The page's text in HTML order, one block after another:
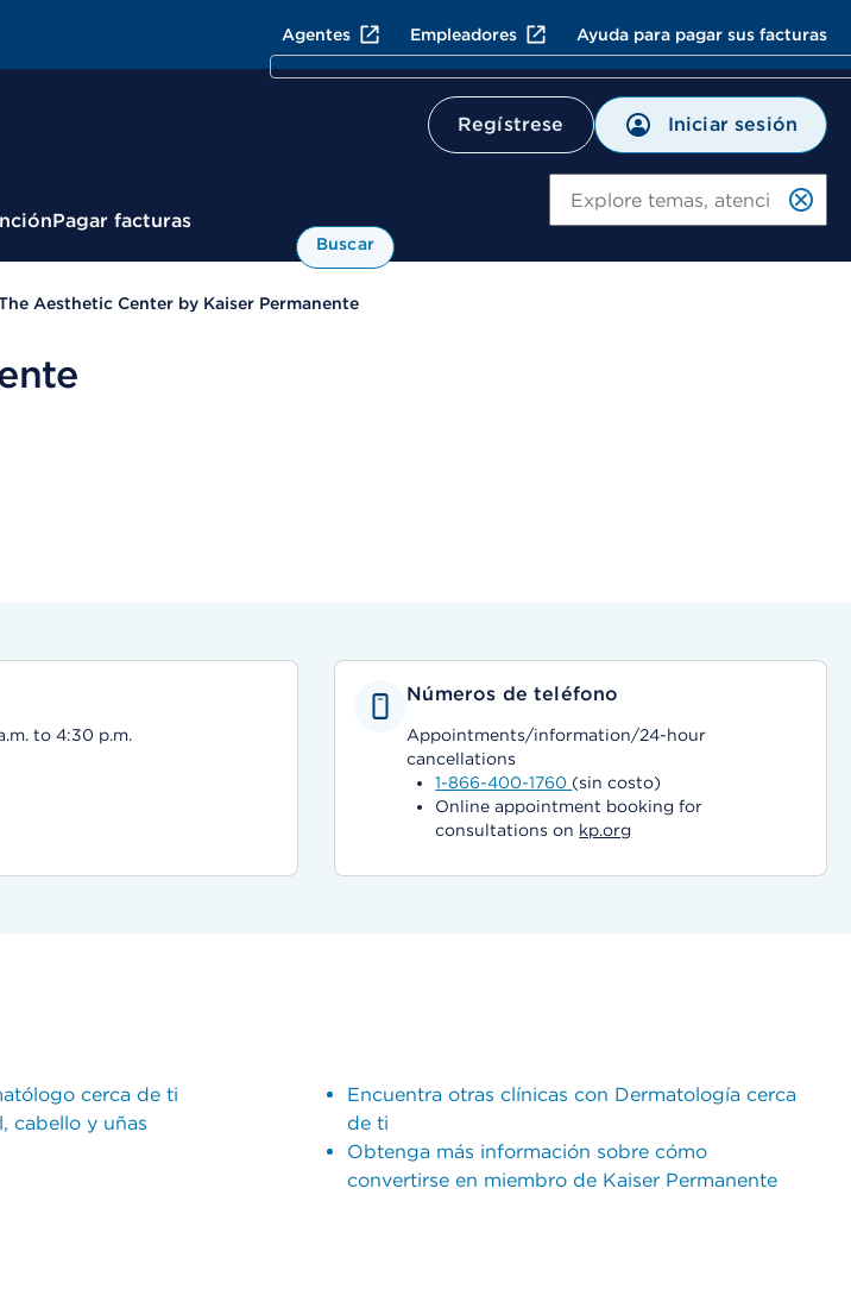
Agentes Empleadores Ayuda para pagar sus facturas
Regístrese Iniciar sesión
Pagar facturas
Buscar
Aesthetic Center by Kaiser Permanente
to 4:30 p.m.
Números de teléfono
Appointments/information/24-hour
cancellations
1-866-400-1760 (sin costo)
Online appointment booking for
consultations on kp.org
cerca de ti
cabello y uñas
Encuentra otras clínicas con Dermatología cerca
de ti
Obtenga más información sobre cómo
convertirse en miembro de Kaiser Permanente